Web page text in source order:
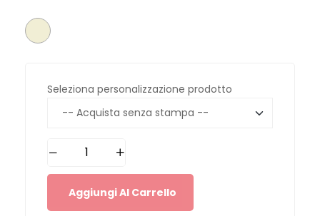
Seleziona personalizzazione prodotto
Aggiungi Al Carrello